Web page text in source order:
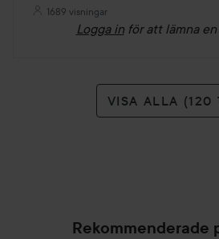
1689 visningar
Logga in för att lämna
VISA ALLA (120
Rekommenderade